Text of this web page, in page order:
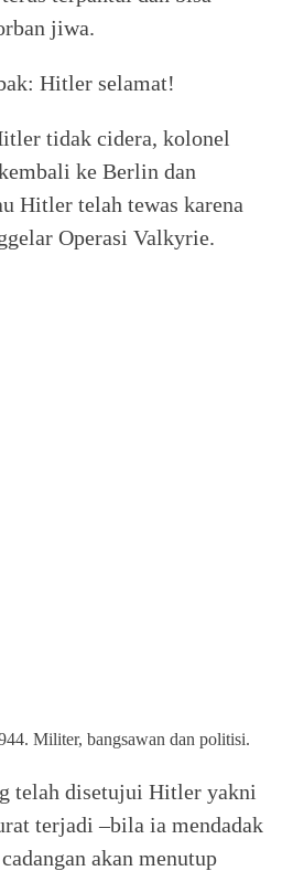
jiwa.
Hitler selamat!
tidak cidera, kolonel
ke Berlin dan
Hitler telah tewas karena
Operasi Valkyrie.
Militer, bangsawan dan politisi.
telah disetujui Hitler yakni
terjadi –bila ia mendadak
akan menutup